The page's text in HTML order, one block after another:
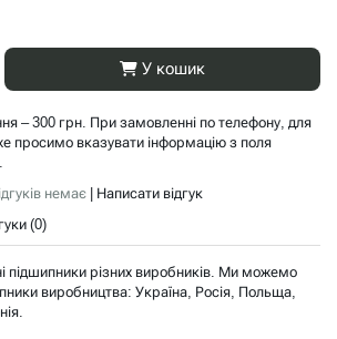
У кошик
– 300 грн. При замовленні по телефону, для
просимо вказувати інформацію з поля
немає
Написати відгук
(0)
підшипники різних виробників. Ми можемо
виробництва: Україна, Росія, Польща,